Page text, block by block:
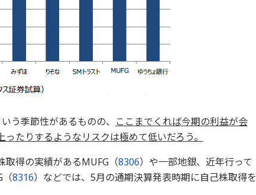
う季節性があるものの、 ここまでくれば今期の利益が会
たりするようなリスクは極めて低いだろう。
取得の実績があるMUFG（8306）や一部地銀、近年行って
（8316）などでは、5月の通期決算発表時期に自己株取得を